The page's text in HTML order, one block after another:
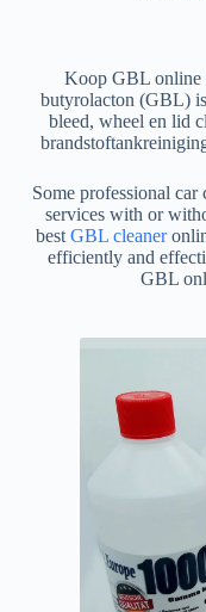
Koop GBL online
butyrolacton (GBL)
bleed, wheel en lid
Some professional
services with or
bestGBL cleaner
efficiently and
GBL